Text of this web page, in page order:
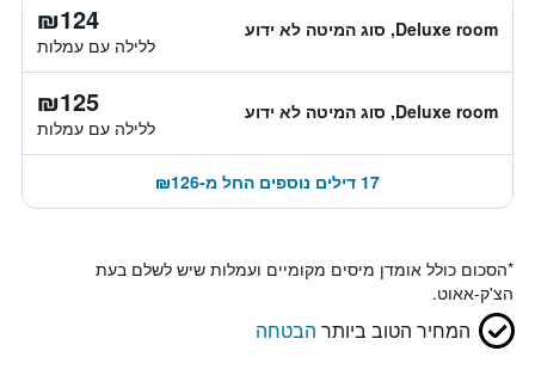
Deluxe room, סוג המיטה לא ידוע ₪124
ללילה עם עמלות
Deluxe room, סוג המיטה לא ידוע ₪125
ללילה עם עמלות
17 דילים נוספים החל מ-₪126
*הסכום כולל אומדן מיסים מקומיים ועמלות שיש לשלם בעת
הצ'ק-אאוט.
המחיר הטוב ביותר הבטחה